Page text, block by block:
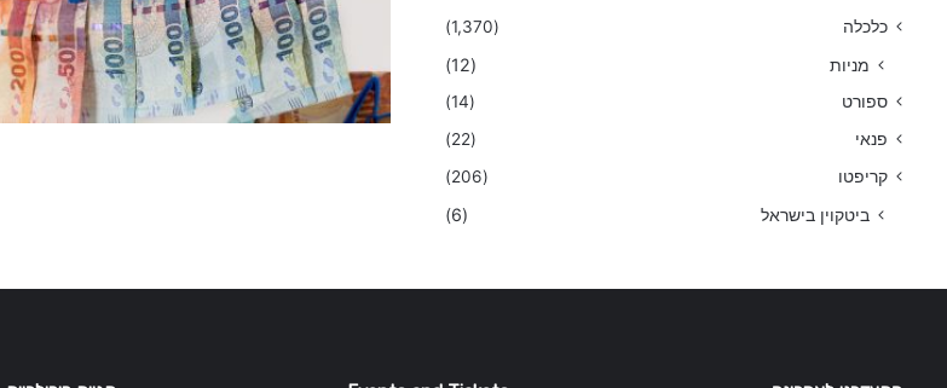
כלכלה
(1,370)
מניות (12)
ספורט
(14)
פנאי
(22)
קריפטו
(206)
ביטקוין בישראל (6)